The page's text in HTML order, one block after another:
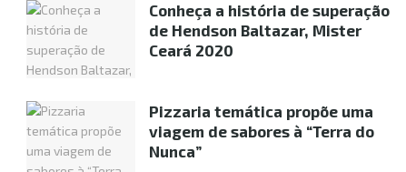
Conheça a história de superação
de Hendson Baltazar, Mister
Ceará 2020
Pizzaria temática propõe uma
viagem de sabores à “Terra do
Nunca”